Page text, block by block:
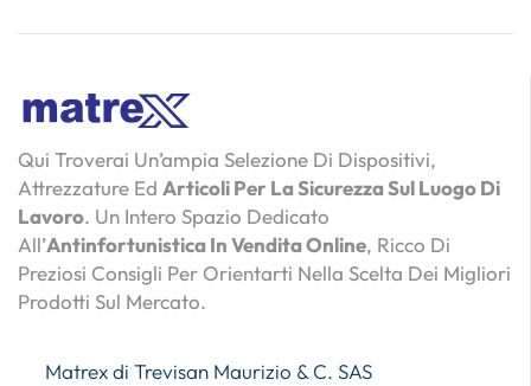
Qui Troverai Un’ampia Selezione Di Dispositivi,
Attrezzature Ed Articoli Per La Sicurezza Sul Luogo Di
Lavoro. Un Intero Spazio Dedicato
All’Antinfortunistica In Vendita Online, Ricco Di
Preziosi Consigli Per Orientarti Nella Scelta Dei Migliori
Prodotti Sul Mercato.
Matrex di Trevisan Maurizio & C. SAS